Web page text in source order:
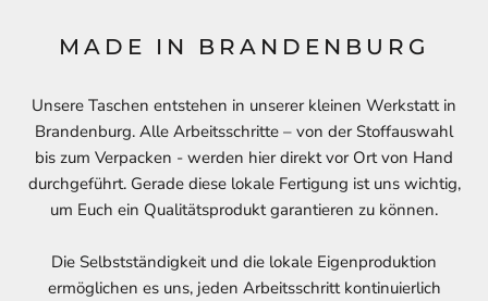
MADE IN BRANDENBURG
Unsere Taschen entstehen in unserer kleinen Werkstatt in
Brandenburg. Alle Arbeitsschritte – von der Stoffauswahl
bis zum Verpacken - werden hier direkt vor Ort von Hand
durchgeführt. Gerade diese lokale Fertigung ist uns wichtig,
um Euch ein Qualitätsprodukt garantieren zu können.
Die Selbstständigkeit und die lokale Eigenproduktion
ermöglichen es uns, jeden Arbeitsschritt kontinuierlich